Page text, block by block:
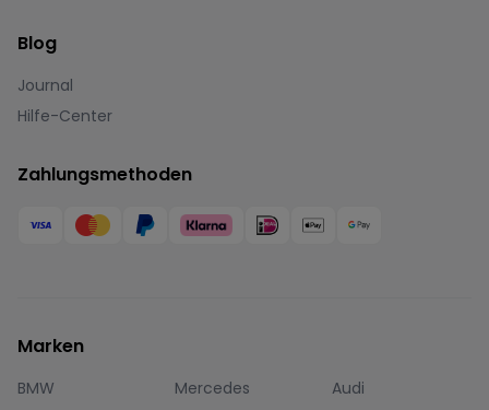
Blog
Journal
Hilfe-Center
Zahlungsmethoden
Marken
BMW Mercedes
Audi